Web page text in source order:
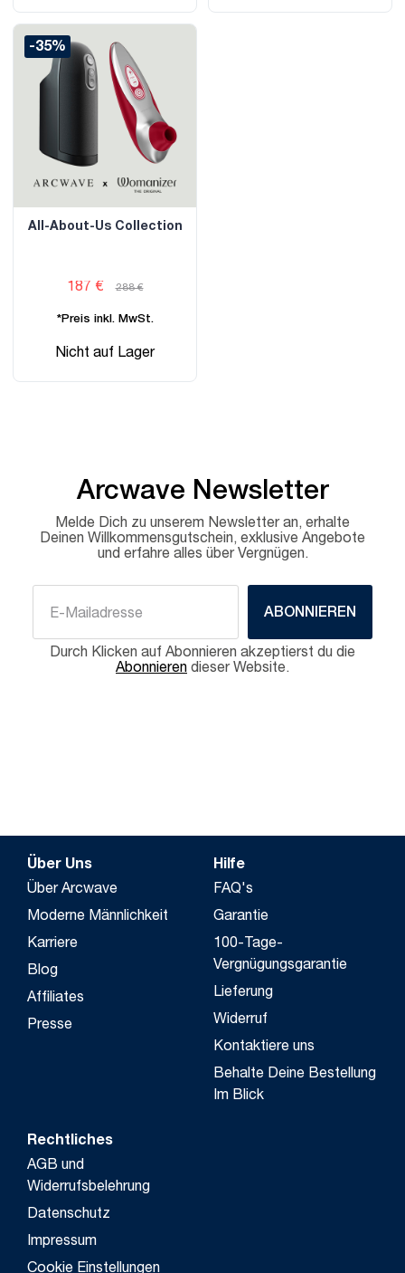
-35%
All-About-Us Collection
187 € 288 €
*Preis inkl. MwSt.
Nicht auf Lager
Arcwave Newsletter
Melde Dich zu unserem Newsletter an, erhalte
Deinen Willkommensgutschein, exklusive Angebote
und erfahre alles über Vergnügen.
ABONNIEREN
Durch Klicken auf Abonnieren akzeptierst du die
Abonnieren dieser Website.
Über Uns
Über Arcwave
Moderne Männlichkeit
Karriere
Blog
Affiliates
Presse
Hilfe
FAQ's
Garantie
100-Tage-
Vergnügungsgarantie
Lieferung
Widerruf
Kontaktiere uns
Behalte Deine Bestellung
Im Blick
Rechtliches
AGB und
Widerrufsbelehrung
Datenschutz
Impressum
Cookie Einstellungen